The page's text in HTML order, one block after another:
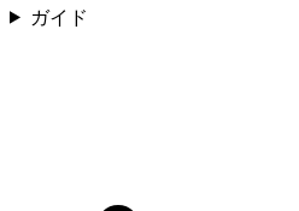
ガイド